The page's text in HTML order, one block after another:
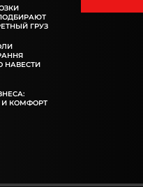
ГРУЗ
НАВЕСТИ
И КОМФОРТ